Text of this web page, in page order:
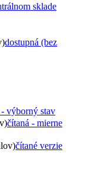
sklade
dostupná (bez
výborný stav
čítaná - mierne
čítané verzie